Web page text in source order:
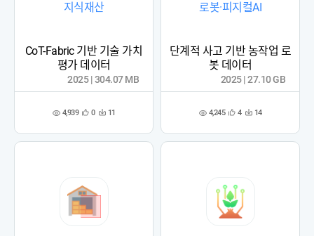
지식재산
CoT-Fabric 기반 기술 가치
평가 데이터
조 4,939 관
록
0 다 11
2025 | 304.07 MB
로봇·피지컬AI
단계적 사고 기반 농작업 로
봇 데이터
조 4,245 관
록
4 다 14
2025 | 27.10 GB